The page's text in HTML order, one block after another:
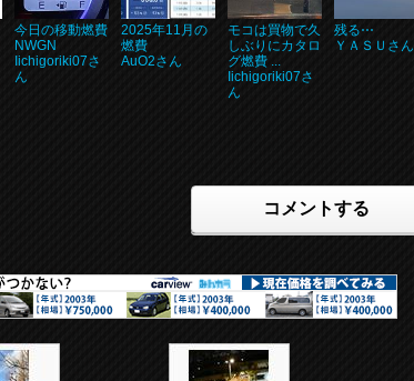
今日の移動燃費
NWGN
Iichigoriki07さ
ん
2025年11月の
燃費
AuO2さん
モコは買物で久
しぶりにカタロ
グ燃費 ...
Iichigoriki07さ
ん
残る⋯
ＹＡＳＵさん
コメントする